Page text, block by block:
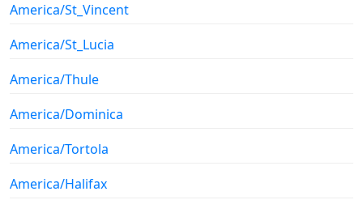
America/St_Vincent
America/St_Lucia
America/Thule
America/Dominica
America/Tortola
America/Halifax